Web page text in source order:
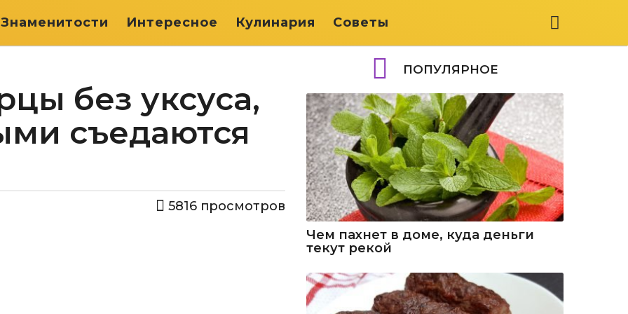
Знаменитости Интересное Кулинария Советы
без уксуса,
съедаются
5816 просмотров
ПОПУЛЯРНОЕ
Чем пахнет в доме, куда деньги
текут рекой